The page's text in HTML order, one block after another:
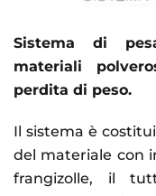
Sistema di
materiali
perdita di peso.
Il sistema è
del materiale con
frangizolle, il